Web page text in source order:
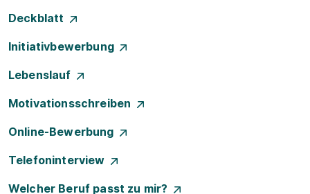
Deckblatt
Initiativbewerbung
Lebenslauf
Motivationsschreiben
Online-Bewerbung
Telefoninterview
Welcher Beruf passt zu mir?